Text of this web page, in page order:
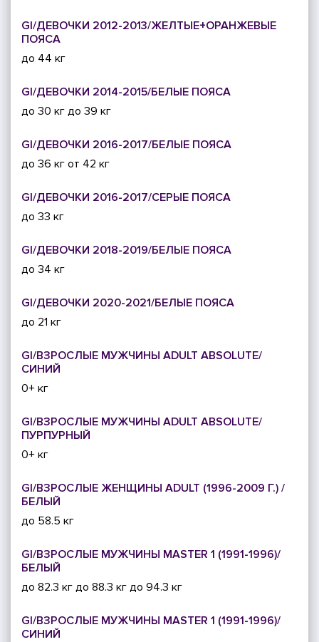
GI/ДЕВОЧКИ 2012-2013/ЖЕЛТЫЕ+ОРАНЖЕВЫЕ
ПОЯСА
до 44 кг
GI/ДЕВОЧКИ 2014-2015/БЕЛЫЕ ПОЯСА
до 30 кг до 39 кг
GI/ДЕВОЧКИ 2016-2017/БЕЛЫЕ ПОЯСА
до 36 кг от 42 кг
GI/ДЕВОЧКИ 2016-2017/СЕРЫЕ ПОЯСА
до 33 кг
GI/ДЕВОЧКИ 2018-2019/БЕЛЫЕ ПОЯСА
до 34 кг
GI/ДЕВОЧКИ 2020-2021/БЕЛЫЕ ПОЯСА
до 21 кг
GI/ВЗРОСЛЫЕ МУЖЧИНЫ ADULT ABSOLUTE/
СИНИЙ
0+ кг
GI/ВЗРОСЛЫЕ МУЖЧИНЫ ADULT ABSOLUTE/
ПУРПУРНЫЙ
0+ кг
GI/ВЗРОСЛЫЕ ЖЕНЩИНЫ ADULT (1996-2009 Г.) /
БЕЛЫЙ
до 58.5 кг
GI/ВЗРОСЛЫЕ МУЖЧИНЫ MASTER 1 (1991-1996)/
БЕЛЫЙ
до 82.3 кг до 88.3 кг до 94.3 кг
GI/ВЗРОСЛЫЕ МУЖЧИНЫ MASTER 1 (1991-1996)/
СИНИЙ